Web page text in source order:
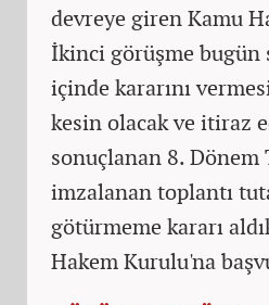
devreye giren Kamu
İkinci görüşme bugün
içinde kararını
kesin olacak ve itiraz
sonuçlanan 8.
imzalanan toplantı
götürmeme kararı
Hakem Kurulu'na